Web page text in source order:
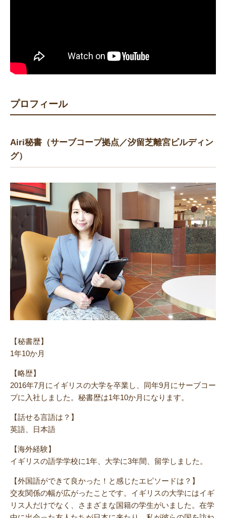
プロフィール
Airi秘書（サーブコープ拠点／汐留芝離宮ビルディン
グ）
【秘書歴】
1年10か月
【略歴】
2016年7月にイギリスの大学を卒業し、同年9月にサーブコー
プに入社しました。秘書歴は1年10か月になります。
【話せる言語は？】
英語、日本語
【海外経験】
イギリスの語学学校に1年、大学に3年間、留学しました。
【外国語ができて良かった！と感じたエピソードは？】
交友関係の幅が広がったことです。イギリスの大学にはイギ
リス人だけでなく、さまざまな国籍の学生がいました。在学